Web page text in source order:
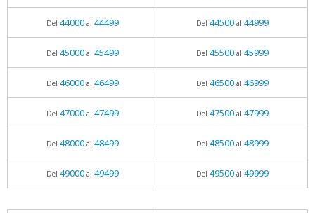
Del 44000al 44499 Del 44500al 44999
Del 45000al 45499 Del 45500al 45999
Del 46000al 46499 Del 46500al 46999
Del 47000al 47499 Del 47500al 47999
Del 48000al 48499 Del 48500al 48999
Del 49000al 49499 Del 49500al 49999